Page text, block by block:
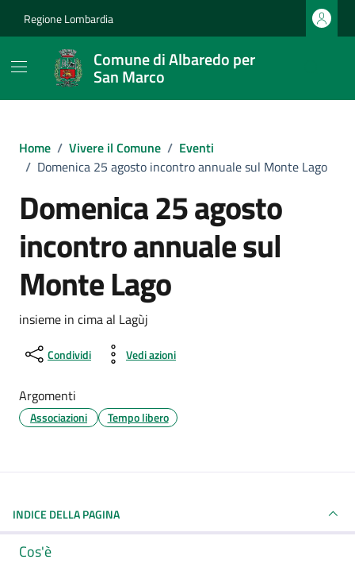
Regione Lombardia
Comune di Albaredo per
San Marco
Home / Vivere il Comune / Eventi
/ Domenica 25 agosto incontro annuale sul Monte Lago
Domenica 25 agosto
incontro annuale sul
Monte Lago
insieme in cima al Lagùj
Condividi Vedi azioni
Argomenti
Associazioni Tempo libero
INDICE DELLA PAGINA
Cos'è